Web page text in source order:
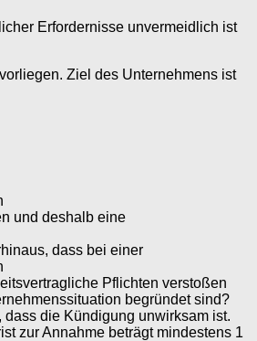
Erfordernisse unvermeidlich ist
vorliegen. Ziel des Unternehmens ist
und deshalb eine
dass bei einer
Pflichten verstoßen
begründet sind?
die Kündigung unwirksam ist.
zur Annahme beträgt mindestens 1